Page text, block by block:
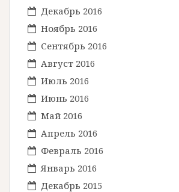
Декабрь 2016
Ноябрь 2016
Сентябрь 2016
Август 2016
Июль 2016
Июнь 2016
Май 2016
Апрель 2016
Февраль 2016
Январь 2016
Декабрь 2015